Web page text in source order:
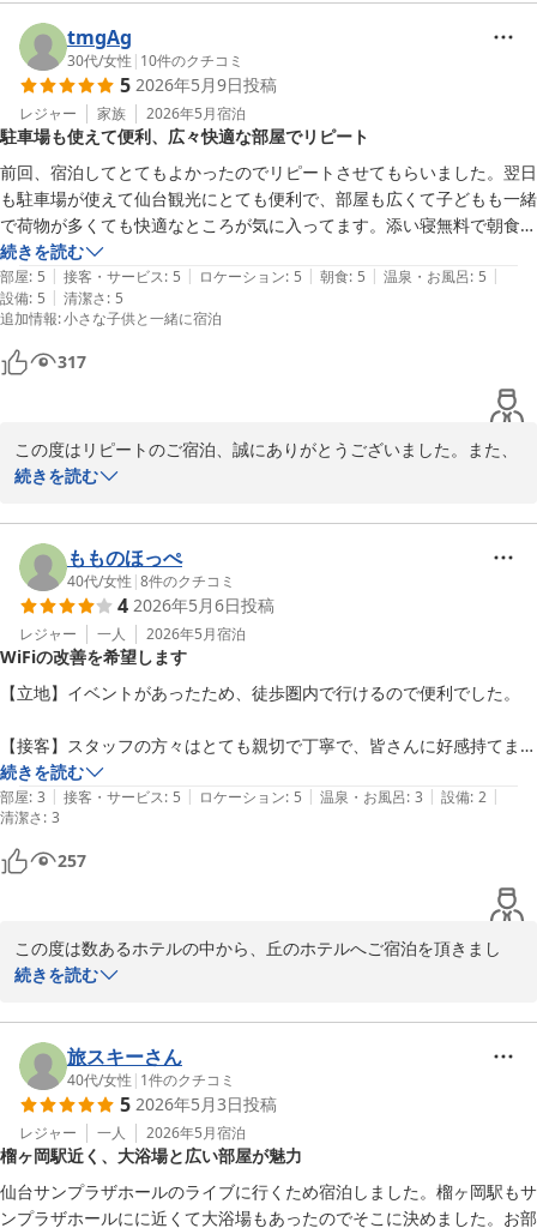
丘のホテル
2026-06-06
２４時間いつでもご利用可能な大浴場、材料にこだわりを持って心
を込めて作った朝ごはん、ご満足いただけたようで、大変嬉しく存
じます。
お客様が満足していただけるサービスを提供できる様、今後も努め
て参ります。
お客様のまたのご利用をスタッフ一同、心よりお待ちしておりま
す。
フロント　高橋
丘のホテル
2026-05-30
tmgAg
30代/女性 | 10件のクチコミ
5 2026年5月9日投稿
レジャー 家族 2026年5月宿泊
駐車場も使えて便利、広々快適な部屋でリピート
前回、宿泊してとてもよかったのでリピートさせてもらいました。翌日
も駐車場が使えて仙台観光にとても便利で、部屋も広くて子どもも一緒
で荷物が多くても快適なところが気に入ってます。添い寝無料で朝食も
ごはんもおみそ汁、ドリンクをいただけて嬉しかったです。また仙台に
来るときは利用したいです。
続きを読む
部屋: 5 | 接客・サービス: 5 | ロケーション: 5 | 朝食: 5 | 温泉・お風呂: 5 |
設備: 5 | 清潔さ: 5
追加情報:小さな子供と一緒に宿泊
317
この度はリピートのご宿泊、誠にありがとうございました。また、
お忙しい中、口コミご投稿賜り重ねてお礼申し上げます。
当ホテルは小さなお子様がいらっしゃるご家族にもご満足いただけ
るサービスの提供を心掛けておりますが、ご満足いただけた様で大
変嬉しく存じます。
また駐車場はチェックイン日午前９時からチェックアウト日の午後
６時までご利用可能となっておりますので、ゆっくり仙台観光をし
ていただけると思います。
向上と、真心込めたおもてなしに精進して参りますので、また仙台
へお越しの際は、ぜひ丘のホテルへ足をお運びくださいますようお
願い申し上げます。
丘のホテル
続きを読む
もものほっぺ
40代/女性 |8件のクチコミ
4 2026年5月6日投稿
レジャー 一人 2026年5月宿泊
WiFiの改善を希望します
【立地】イベントがあったため、徒歩圏内で行けるので便利でした。
【接客】スタッフの方々はとても親切で丁寧で、皆さんに好感持てまし
た。
【朝食】追加して正解でした！すぐに用意していただいて、とてもおい
しくいただきました。ご飯の炊き方がちょうどよく、おかわりしまし
た。宮城県産のササニシキ、おいしいですね。とても満足です。
①Wi-Fi：部屋の中では、Wi-Fiが使い物になりませんでした。スマホの
速度制限かかったときくらいの遅さです。動画もほとんど見れません。
②充電：なぜか電源からのスマホ充電が異常に遅くて、出発までどれく
らい回復できるかハラハラしました。
③室内：エアコンにホコリが溜まっていて、気になりました。
また、デスク上の灯りのスイッチが探せず困りました。TVの案内の
ラミネート紙が立てかけられていて隠れていました。すぐわかるよう
に、スイッチをみえるようにしておいて欲しいです。
④共有お風呂：広いお風呂に浸かれたのはありがたかったです。DHCの
続きを読む
部屋: 3 | 接客・サービス: 5 | ロケーション: 5 | 温泉・お風呂: 3 | 設備: 2 |
清潔さ: 3
257
この度は数あるホテルの中から、丘のホテルへご宿泊を頂きまし
て、誠にありがとうございます。
お客様からは、お褒めの言葉と貴重なご意見を頂戴し、大変有難く
存じます。ご指摘いただいた点を真摯に受け止め、お客様が快適に
過ごせる様、今後のサービスに努めて参ります。この度のご宿泊で
ご不便をおかけしてしましたこと、心よりお詫び申し上げます。
丘のホテル
続きを読む
旅スキーさん
40代/女性 | 1件のクチコミ
5 2026年5月3日投稿
レジャー 一人 2026年5月宿泊
榴ヶ岡駅近く、大浴場と広い部屋が魅力
仙台サンプラザホールのライブに行くため宿泊しました。榴ヶ岡駅もサ
ンプラザホールにに近くて大浴場もあったのでそこに決めました。お部